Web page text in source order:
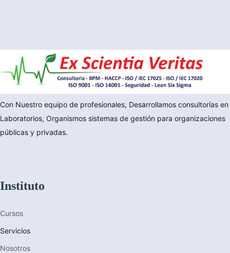
Con Nuestro equipo de profesionales, Desarrollamos consultorías en
Laboratorios, Organismos sistemas de gestión para organizaciones
públicas y privadas.
Instituto
Cursos
Servicios
Nosotros